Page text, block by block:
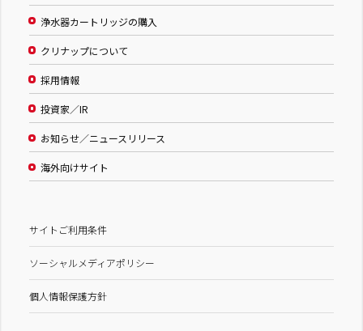
浄水器カートリッジの購入
クリナップについて
採用情報
投資家／IR
お知らせ／ニュースリリース
海外向けサイト
サイトご利用条件
ソーシャルメディアポリシー
個人情報保護方針